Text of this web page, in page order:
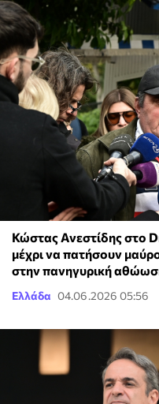
Κώστας Ανεστίδης στο
μέχρι να πατήσουν
στην πανηγυρική
Ελλάδα 04.06.2026 05:56